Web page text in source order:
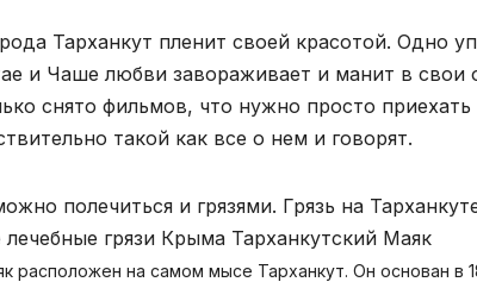
Тарханкут пленит своей красотой. Одно
и Чаше любви завораживает и манит в свои
снято фильмов, что нужно просто
такой как все о нем и говорят.
полечиться и грязями. Грязь на
лечебные грязи Крыма Тарханкутский Маяк
расположен на самом мысе Тарханкут. Он основан